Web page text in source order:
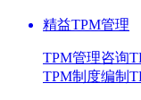
精益TPM管理
TPM管理咨询
TPM制度编制